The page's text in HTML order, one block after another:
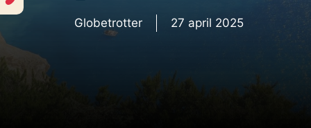
Globetrotter 27 april 2025